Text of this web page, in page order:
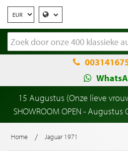
15 Augustus (Onze lieve
SHOWROOM OPEN -
Home / Jaguar 1971